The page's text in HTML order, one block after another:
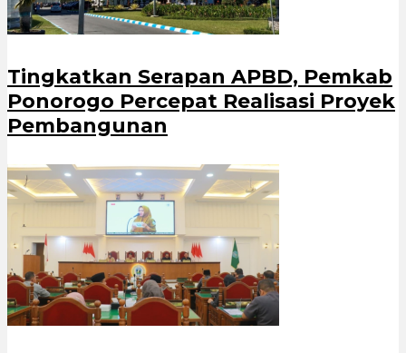
Tingkatkan Serapan APBD, Pemkab
Ponorogo Percepat Realisasi Proyek
Pembangunan